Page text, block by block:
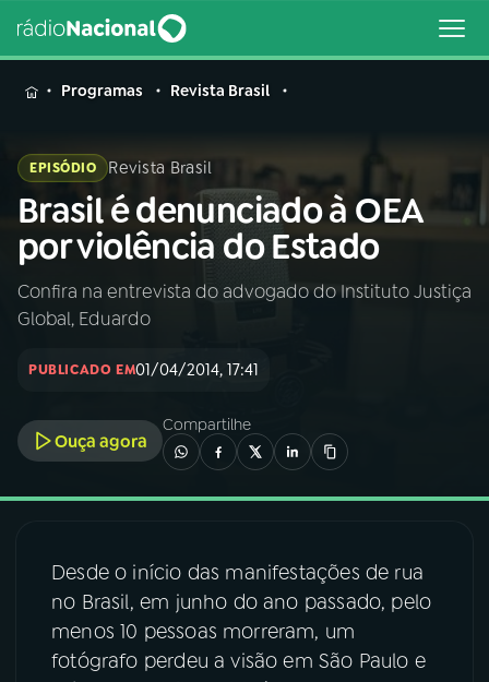
MENU
Buscar
na
Rádio
Nacional
Buscar
04PROGRAMAS
Programas Revista Brasil
EPISÓDIO Revista Brasil
Brasil é denunciado à OEA
por violência do Estado
Confira na entrevista do advogado do Instituto Justiça
Global, Eduardo
PUBLICADO EM01/04/2014, 17:41
Ouça agora
Compartilhe
Desde o início das manifestações de rua
no Brasil, em junho do ano passado, pelo
menos 10 pessoas morreram, um
fotógrafo perdeu a visão em São Paulo e